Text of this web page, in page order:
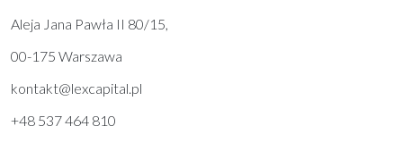
Aleja Jana Pawła II 80/15,
00-175 Warszawa
kontakt@lexcapital.pl
+48 537 464 810